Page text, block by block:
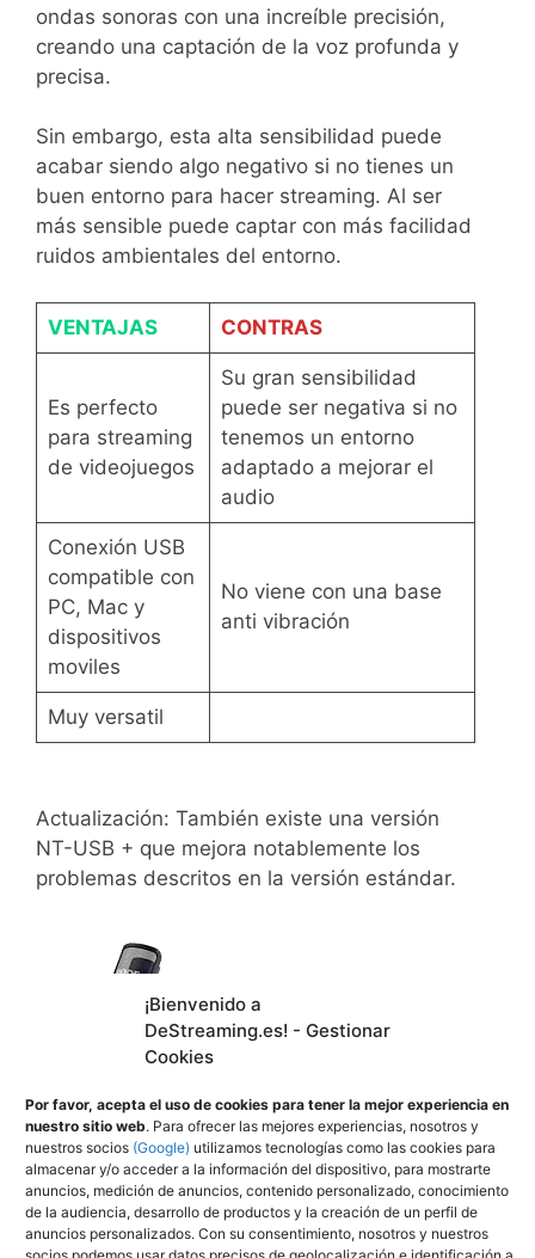
¡Bienvenido a
DeStreaming.es! - Gestionar
Cookies
Por favor, acepta el uso de cookies para tener la mejor experiencia en
nuestro sitio web. Para ofrecer las mejores experiencias, nosotros y
nuestros socios(Google) utilizamos tecnologías como las cookies para
almacenar y/o acceder a la información del dispositivo, para mostrarte
anuncios, medición de anuncios, contenido personalizado, conocimiento
de la audiencia, desarrollo de productos y la creación de un perfil de
anuncios personalizados. Con su consentimiento, nosotros y nuestros
ondas sonoras con una increíble precisión,
creando una captación de la voz profunda y
precisa.
Sin embargo, esta alta sensibilidad puede
acabar siendo algo negativo si no tienes un
buen entorno para hacer streaming. Al ser
más sensible puede captar con más facilidad
ruidos ambientales del entorno.
VENTAJAS CONTRAS
Es perfecto
para streaming
de videojuegos
Su gran sensibilidad
puede ser negativa si no
tenemos un entorno
adaptado a mejorar el
audio
Conexión USB
compatible con
PC, Mac y
dispositivos
moviles
No viene con una base
anti vibración
Muy versatil
Actualización: También existe una versión
NT-USB + que mejora notablemente los
problemas descritos en la versión estándar.
6.678 Opiniones
RØDE NT-USB+ Micrófono de Condensador
USB de Grado Profesional con Interfaz de...
Micrófono USB profesional con cápsula